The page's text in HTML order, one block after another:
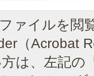
ァイルを閲
（Acrobat
は、左記の